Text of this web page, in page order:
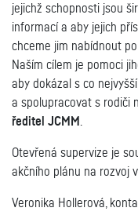
jejichž schopnosti jsou
informací a aby jejich
chceme jim nabídnout
Naším cílem je pomoci
aby dokázal s co
a spolupracovat s rodiči
ředitel JCMM
Otevřená supervize je
akčního plánu na rozvoj
Veronika Hollerová,